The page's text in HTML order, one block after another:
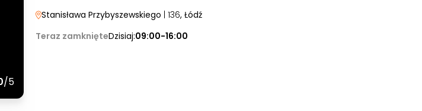
/5
Stanisława Przybyszewskiego | 136, Łódź
Teraz zamknięteDzisiaj:09:00-16:00